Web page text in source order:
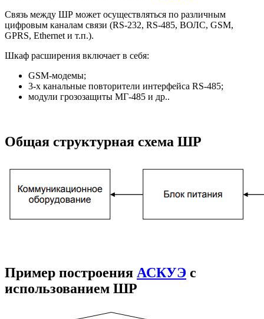
Связь между ШР может осуществляться по различным
цифровым каналам связи (RS-232, RS-485, ВОЛС, GSM,
GPRS, Ethernet и т.п.).
Шкаф расширения включает в себя:
GSM-модемы;
3-x канальные повторители интерфейса RS-485;
модули грозозащиты МГ-485 и др..
Общая структурная схема ШР
Пример построения АСКУЭ с
использованием ШР